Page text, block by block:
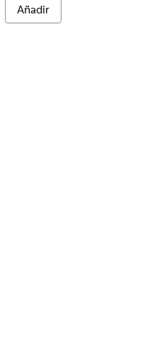
Añadir